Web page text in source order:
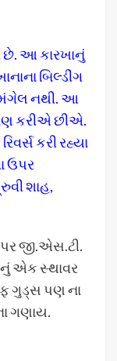
છે. આ કારખાનું
બિલ્ડીંગ
મંગેલ નથી. આ
કરીએ છીએ.
કરી રહ્યા
ઉપર
શાહ,
જી.એસ.ટી.
એક સ્થાવર
ગુડ્સ પણ ના
ગણાય.